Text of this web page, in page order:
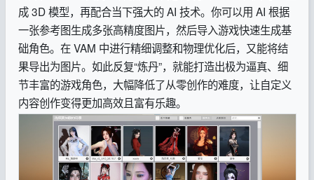
成 3D 模型，再配合当下强大的 AI 技术。你可以用 AI 根据
一张参考图生成多张高精度图片，然后导入游戏快速生成基
础角色。在 VAM 中进行精细调整和物理优化后，又能将结
果导出为图片。如此反复“炼丹”，就能打造出极为逼真、细
节丰富的游戏角色，大幅降低了从零创作的难度，让自定义
内容创作变得更加高效且富有乐趣。